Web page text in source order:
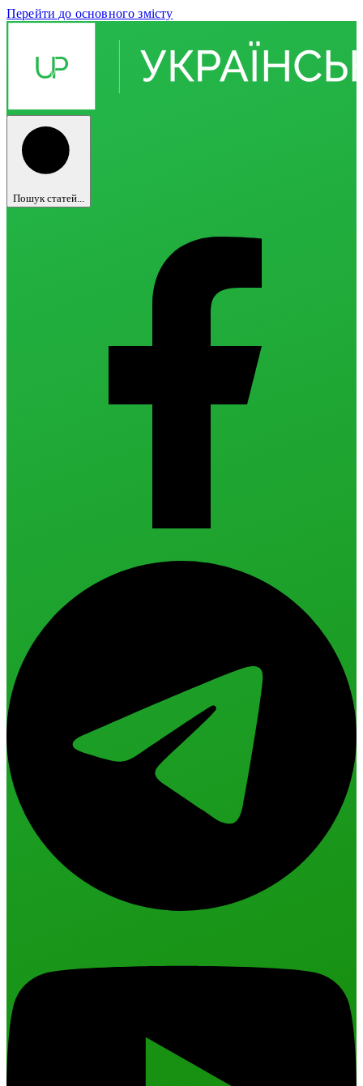
Перейти до основного змісту
Пошук статей...